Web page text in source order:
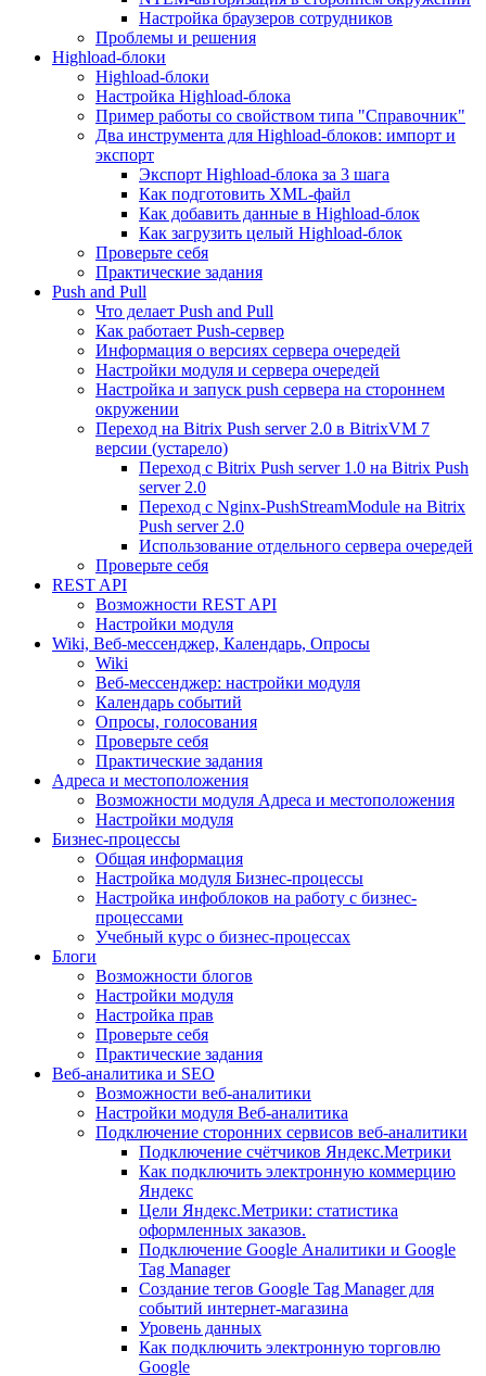
Настройка браузеров сотрудников
Проблемы и решения
Highload-блоки
Highload-блоки
Настройка Highload-блока
Пример работы со свойством типа "Справочник"
Два инструмента для Highload-блоков: импорт и
экспорт
Экспорт Highload-блока за 3 шага
Как подготовить XML-файл
Как добавить данные в Highload-блок
Как загрузить целый Highload-блок
Проверьте себя
Практические задания
Push and Pull
Что делает Push and Pull
Как работает Push-сервер
Информация о версиях сервера очередей
Настройки модуля и сервера очередей
Настройка и запуск push сервера на стороннем
окружении
Переход на Bitrix Push server 2.0 в BitrixVM 7
версии (устарело)
Переход с Bitrix Push server 1.0 на Bitrix Push
server 2.0
Переход с Nginx-PushStreamModule на Bitrix
Push server 2.0
Использование отдельного сервера очередей
Проверьте себя
REST API
Возможности REST API
Настройки модуля
Wiki, Веб-мессенджер, Календарь, Опросы
Wiki
Веб-мессенджер: настройки модуля
Календарь событий
Опросы, голосования
Проверьте себя
Практические задания
Адреса и местоположения
Возможности модуля Адреса и местоположения
Настройки модуля
Бизнес-процессы
Общая информация
Настройка модуля Бизнес-процессы
Настройка инфоблоков на работу с бизнес-
процессами
Учебный курс о бизнес-процессах
Блоги
Возможности блогов
Настройки модуля
Настройка прав
Проверьте себя
Практические задания
Веб-аналитика и SEO
Возможности веб-аналитики
Настройки модуля Веб-аналитика
Подключение сторонних сервисов веб-аналитики
Подключение счётчиков Яндекс.Метрики
Как подключить электронную коммерцию
Яндекс
Цели Яндекс.Метрики: статистика
оформленных заказов.
Подключение Google Аналитики и Google
Tag Manager
Создание тегов Google Tag Manager для
событий интернет-магазина
Уровень данных
Как подключить электронную торговлю
Google